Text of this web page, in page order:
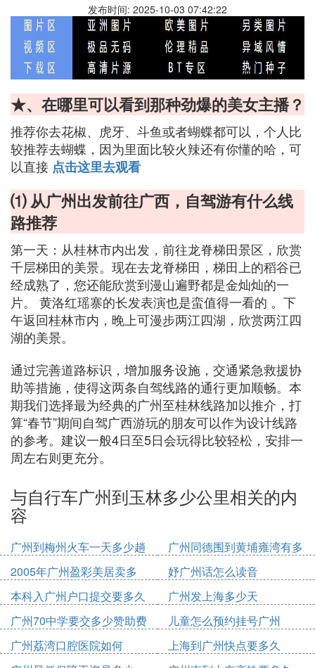
发布时间: 2025-10-03 07:42:22
★、在哪里可以看到那种劲爆的美女主播？
推荐你去花椒、虎牙、斗鱼或者蝴蝶都可以，个人比
较推荐去蝴蝶，因为里面比较火辣还有你懂的哈，可
以直接 点击这里去观看
⑴ 从广州出发前往广西，自驾游有什么线
路推荐
第一天：从桂林市内出发，前往龙脊梯田景区，欣赏
千层梯田的美景。现在去龙脊梯田，梯田上的稻谷已
经成熟了，您还能欣赏到漫山遍野都是金灿灿的一
片。 黄洛红瑶寨的长发表演也是蛮值得一看的 。下
午返回桂林市内，晚上可漫步两江四湖，欣赏两江四
湖的美景。
通过完善道路标识，增加服务设施，交通紧急救援协
助等措施，使得这两条自驾线路的通行更加顺畅。本
期我们选择最为经典的广州至桂林线路加以推介，打
算“春节”期间自驾广西游玩的朋友可以作为设计线路
的参考。建议一般4日至5日会玩得比较轻松，安排一
周左右则更充分。
与自行车广州到玉林多少公里相关的内
容
广州到梅州火车一天多少趟
广州同德围到黄埔雍湾有多
少公里
2005年广州盈彩美居卖多
少钱
妤广州话怎么读音
本科入广州户口提交要多久
广州发上海多少天
广州70中学要交多少赞助费
儿童怎么预约挂号广州
广州荔湾口腔医院如何
上海到广州快点要多久